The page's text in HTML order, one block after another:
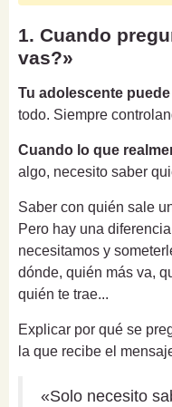
1. Cuando
vas?»
Tu adolescente
todo. Siempre
Cuando lo que
algo, necesito saber
Saber con quién sale
Pero hay una
necesitamos y
dónde, quién más va,
quién te trae...
Explicar por qué se
la que recibe el
«Solo necesito